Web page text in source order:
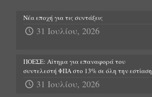
Νέα εποχή για τις συντάξεις
31 Ιουλίου, 2026
ΠΟΕΣΕ: Αίτημα για επαναφορά του
συντελεστή ΦΠΑ στο 13% σε όλη την εστίαση
31 Ιουλίου, 2026